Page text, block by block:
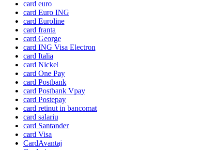
card euro
card Euro ING
card Euroline
card franta
card George
card ING Visa Electron
card Italia
card Nickel
card One Pay
card Postbank
card Postbank Vpay
card Postepay
card retinut in bancomat
card salariu
card Santander
card Visa
CardAvantaj